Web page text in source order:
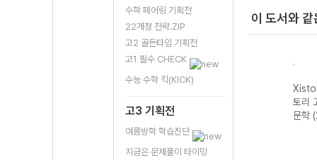
수학 페어링 기획전
22개정 전략.ZIP
고2 골든타임 기획전
고1 필수 CHECK
수능 수학 킥(KICK)
고3 기획전
여름방학 학습진단
지금은 문제풀이 타이밍
이 도서와
Xistory 자이스
독해 (2026년용)
토리
문학